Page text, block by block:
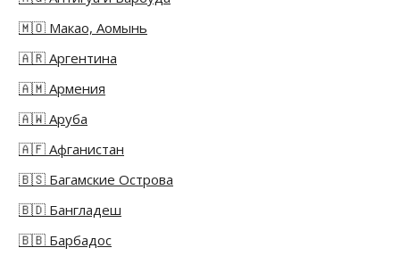
🇲🇴 Макао, Аомынь
🇦🇷 Аргентина
🇦🇲 Армения
🇦🇼 Аруба
🇦🇫 Афганистан
🇧🇸 Багамские Острова
🇧🇩 Бангладеш
🇧🇧 Барбадос